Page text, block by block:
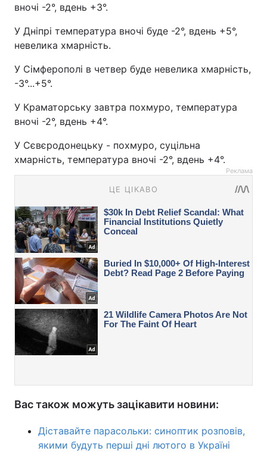
вночі -2°, вдень +3°.
У Дніпрі температура вночі буде -2°, вдень +5°,
невелика хмарність.
У Сімферополі в четвер буде невелика хмарність,
-3°...+5°.
У Краматорську завтра похмуро, температура
вночі -2°, вдень +4°.
У Сєвєродонецьку - похмуро, суцільна
хмарність, температура вночі -2°, вдень +4°.
Реклама
Вас також можуть зацікавити новини:
Діставайте парасольки: синоптик розповів,
якими будуть перші дні лютого в Україні